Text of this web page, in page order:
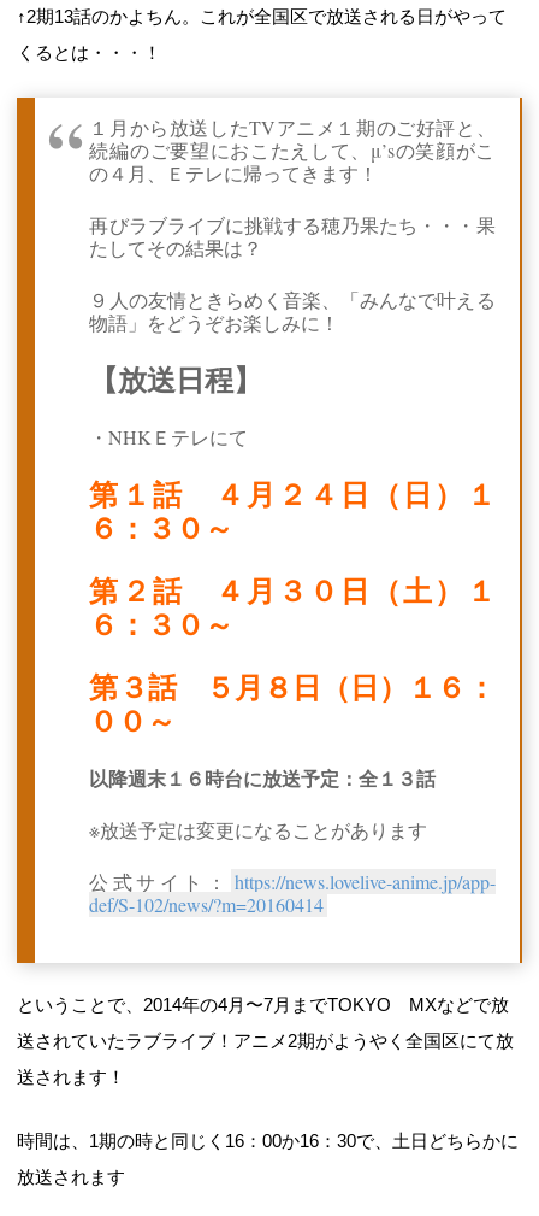
↑2期13話のかよちん。これが全国区で放送される日がやって
くるとは・・・！
１月から放送したTVアニメ１期のご好評と、
続編のご要望におこたえして、μ’sの笑顔がこ
の４月、Ｅテレに帰ってきます！
再びラブライブに挑戦する穂乃果たち・・・果
たしてその結果は？
９人の友情ときらめく音楽、「みんなで叶える
物語」をどうぞお楽しみに！
【放送日程】
・NHKＥテレにて
第１話 ４月２４日（日）１
６：３０～
第２話 ４月３０日（土）１
６：３０～
第３話 ５月８日（日）１６：
００～
以降週末１６時台に放送予定：全１３話
※放送予定は変更になることがあります
公式サイト：
https://news.lovelive-anime.jp/app-
def/S-102/news/?m=20160414
ということで、2014年の4月〜7月までTOKYO MXなどで放
送されていたラブライブ！アニメ2期がようやく全国区にて放
送されます！
時間は、1期の時と同じく16：00か16：30で、土日どちらかに
放送されます